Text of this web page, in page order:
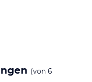
finden Sie eine
(von 6